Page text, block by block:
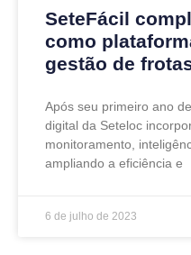
SeteFácil
como
gestão de
Após seu primeiro ano
digital da Seteloc
monitoramento,
ampliando a eficiência e
6 de julho de 2023